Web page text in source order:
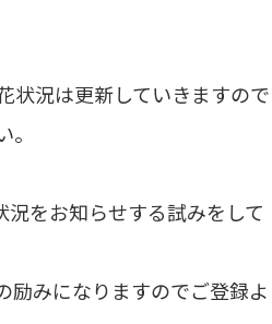
状況は更新していきますので
をお知らせする試みをして
励みになりますのでご登録よ